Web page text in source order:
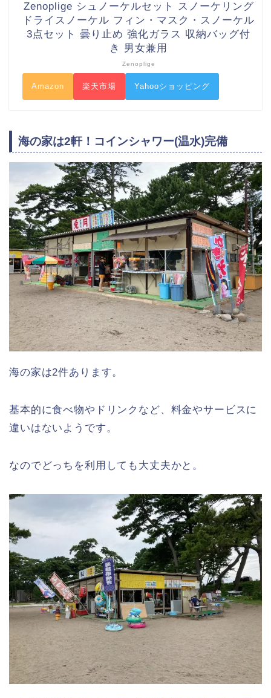
Zenoplige シュノーケルセット スノーケリング
ドライスノーケル フィン・マスク・スノーケル
3点セット 曇り止め 強化ガラス 収納バッグ付
き 男女兼用
Zenoplige
Amazon 楽天市場 Yahooショッピング
海の家は2軒！コインシャワー(温水)完備
海の家は2件あります。
基本的に食べ物やドリンクなど、料金やサービスに
違いはないようです。
なのでどっちを利用しても大丈夫かと。